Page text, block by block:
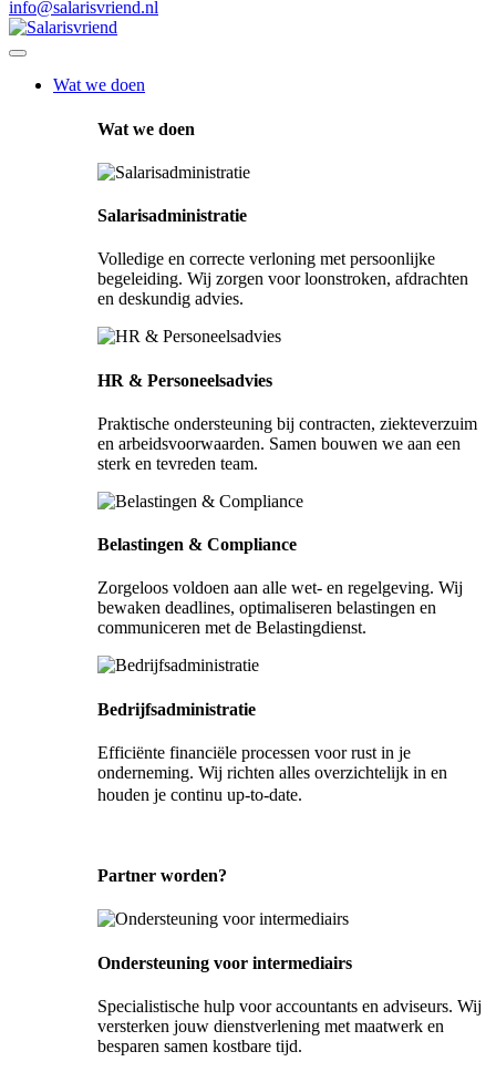
info@salarisvriend.nl
Wat we doen
Wat we doen
Salarisadministratie
Volledige en correcte verloning met persoonlijke
begeleiding. Wij zorgen voor loonstroken, afdrachten
en deskundig advies.
HR & Personeelsadvies
Praktische ondersteuning bij contracten, ziekteverzuim
en arbeidsvoorwaarden. Samen bouwen we aan een
sterk en tevreden team.
Belastingen & Compliance
Zorgeloos voldoen aan alle wet- en regelgeving. Wij
bewaken deadlines, optimaliseren belastingen en
communiceren met de Belastingdienst.
Bedrijfsadministratie
Efficiënte financiële processen voor rust in je
onderneming. Wij richten alles overzichtelijk in en
houden je continu up-to-date.
Partner worden?
Ondersteuning voor intermediairs
Specialistische hulp voor accountants en adviseurs. Wij
versterken jouw dienstverlening met maatwerk en
besparen samen kostbare tijd.